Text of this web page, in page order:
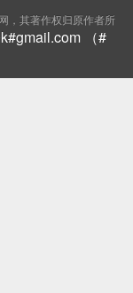
，其著作权归原作者所
（#